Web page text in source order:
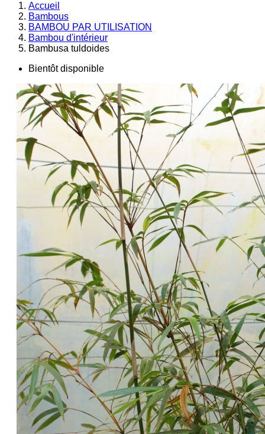
Accueil
Bambous
BAMBOU PAR UTILISATION
Bambou d'intérieur
Bambusa tuldoides
Bientôt disponible